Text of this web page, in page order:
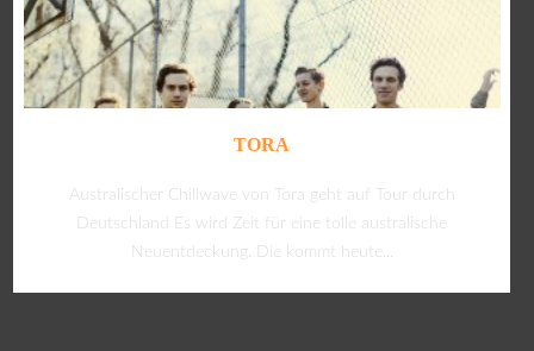
TORA
Australischer Chillwave von Tora geht auf Tour durch
Deutschland Es wird Zeit für eine tolle australische
Neuentdeckung. Die kommt heute...